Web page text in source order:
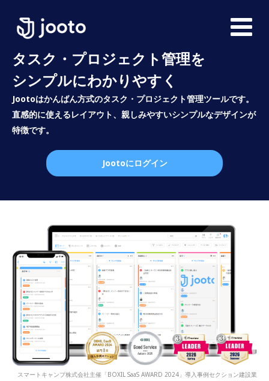
タスク・プロジェクト管理を
シンプルにわかりやすく
Jootoはかんばん方式のタスク・プロジェクト管理ツールです。
直感的に使えるレイアウト、親しみやすいシンプルなデザインが
特徴です。
Jootoにログイン
スマートキャンプ株式会社主催「BOXIL SaaS AWARD 2024」導入事例セクション建設業